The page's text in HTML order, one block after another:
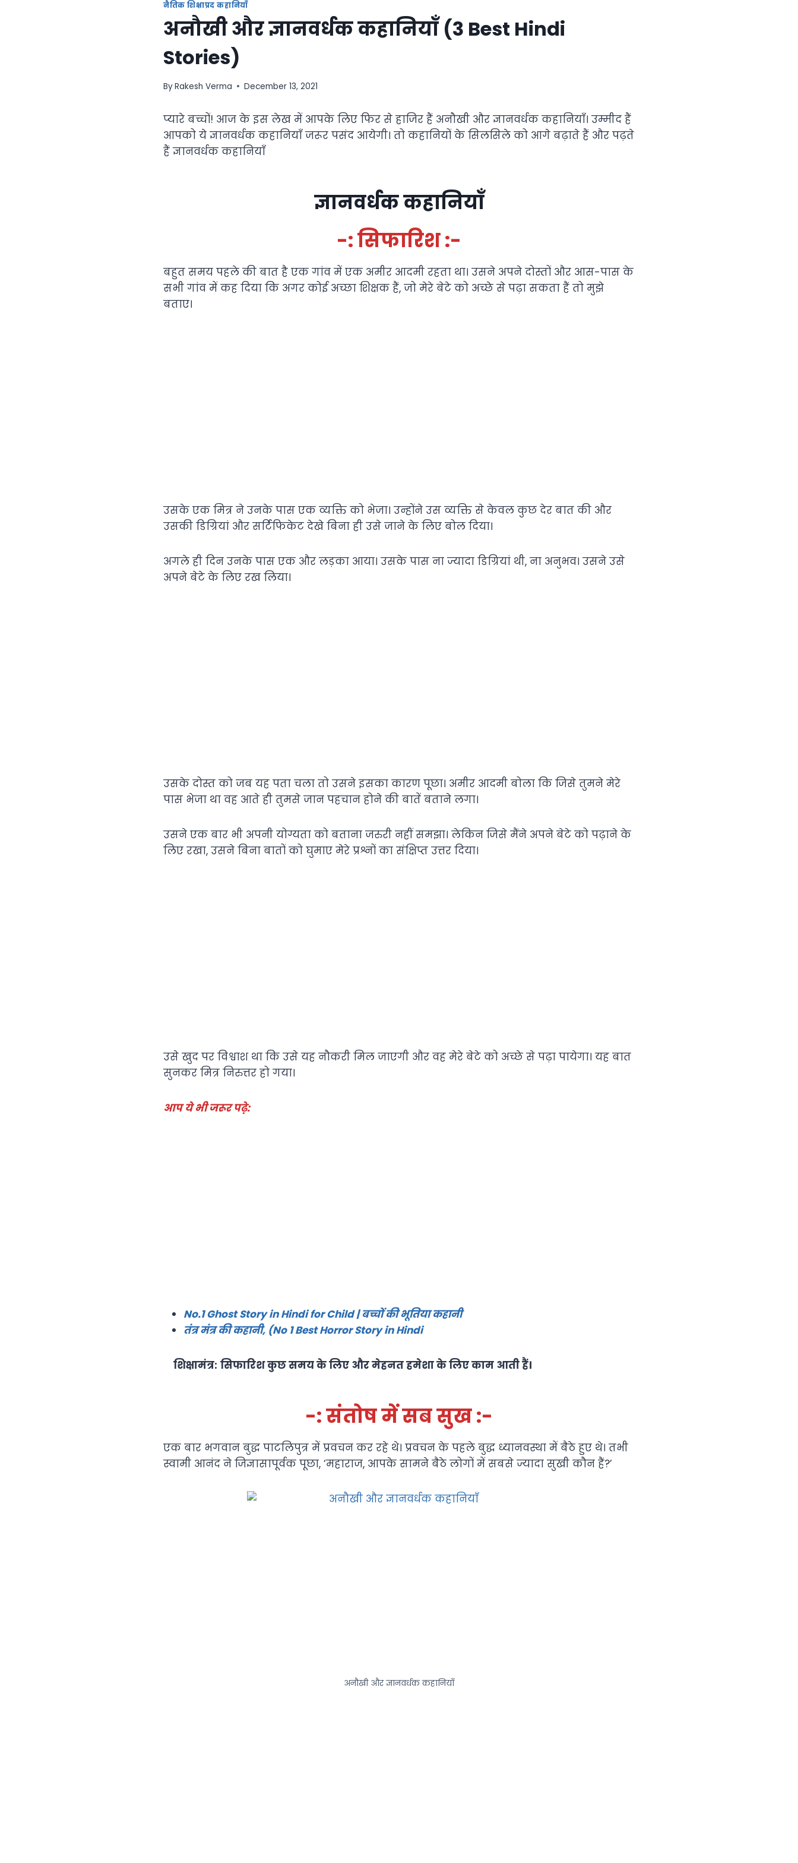
नैतिक शिक्षाप्रद कहानियाँ
अनौखी और ज्ञानवर्धक कहानियाँ (3 Best Hindi
Stories)
ByRakesh Verma December 13, 2021
प्यारे बच्चों! आज के इस लेख में आपके लिए फिर से हाजिर हैं अनौखी और ज्ञानवर्धक कहानियाँ। उम्मीद हैं
आपको ये ज्ञानवर्धक कहानियाँ जरूर पसंद आयेगी। तो कहानियों के सिलसिले को आगे बढ़ाते हैं और पढ़ते
हैं ज्ञानवर्धक कहानियाँ
ज्ञानवर्धक कहानियाँ
-: सिफारिश :-
बहुत समय पहले की बात है एक गांव में एक अमीर आदमी रहता था। उसने अपने दोस्तों और आस-पास के
सभी गांव में कह दिया कि अगर कोई अच्छा शिक्षक हैं, जो मेरे बेटे को अच्छे से पढ़ा सकता हैं तो मुझे
बताए।
उसके एक मित्र ने उनके पास एक व्यक्ति को भेजा। उन्होंने उस व्यक्ति से केवल कुछ देर बात की और
उसकी डिग्रियां और सर्टिफिकेट देखे बिना ही उसे जाने के लिए बोल दिया।
अगले ही दिन उनके पास एक और लड़का आया। उसके पास ना ज्यादा डिग्रियां थी, ना अनुभव। उसने उसे
अपने बेटे के लिए रख लिया।
उसके दोस्त को जब यह पता चला तो उसने इसका कारण पूछा। अमीर आदमी बोला कि जिसे तुमने मेरे
पास भेजा था वह आते ही तुमसे जान पहचान होने की बातें बताने लगा।
उसने एक बार भी अपनी योग्यता को बताना जरुरी नहीं समझा। लेकिन जिसे मैंने अपने बेटे को पढ़ाने के
लिए रखा, उसने बिना बातों को घुमाए मेरे प्रश्नों का संक्षिप्त उत्तर दिया।
उसे खुद पर विश्वाश था कि उसे यह नौकरी मिल जाएगी और वह मेरे बेटे को अच्छे से पढ़ा पायेगा। यह बात
सुनकर मित्र निरुत्तर हो गया।
आप ये भी जरूर पढ़े:
No.1 Ghost Story in Hindi for Child | बच्चों की भूतिया कहानी
तंत्र मंत्र की कहानी, (No 1 Best Horror Story in Hindi
शिक्षामंत्र: सिफारिश कुछ समय के लिए और मेहनत हमेशा के लिए काम आती हैं।
-: संतोष में सब सुख :-
एक बार भगवान बुद्ध पाटलिपुत्र में प्रवचन कर रहे थे। प्रवचन के पहले बुद्ध ध्यानवस्था में बैठे हुए थे। तभी
स्वामी आनंद ने जिज्ञासापूर्वक पूछा, ‘महाराज, आपके सामने बैठे लोगों में सबसे ज्यादा सुखी कौन हैं?’
अनौखी और ज्ञानवर्धक कहानियाँ